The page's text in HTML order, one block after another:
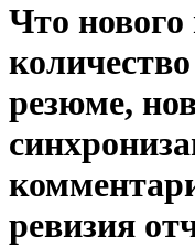
Что
резюме,
ревизия